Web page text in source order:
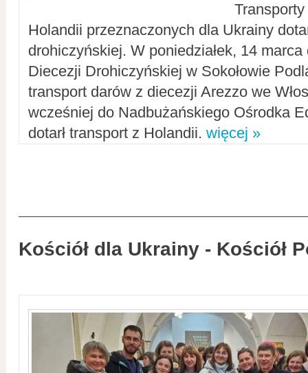
Holandii przeznaczonych dla Ukrainy
drohiczyńskiej. W poniedziałek, 14
Diecezji Drohiczyńskiej w Sokołowie
transport darów z diecezji Arezzo we
wcześniej do Nadbużańskiego Ośrodka
dotarł transport z Holandii. więcej »
Kościół dla Ukrainy - Kościół